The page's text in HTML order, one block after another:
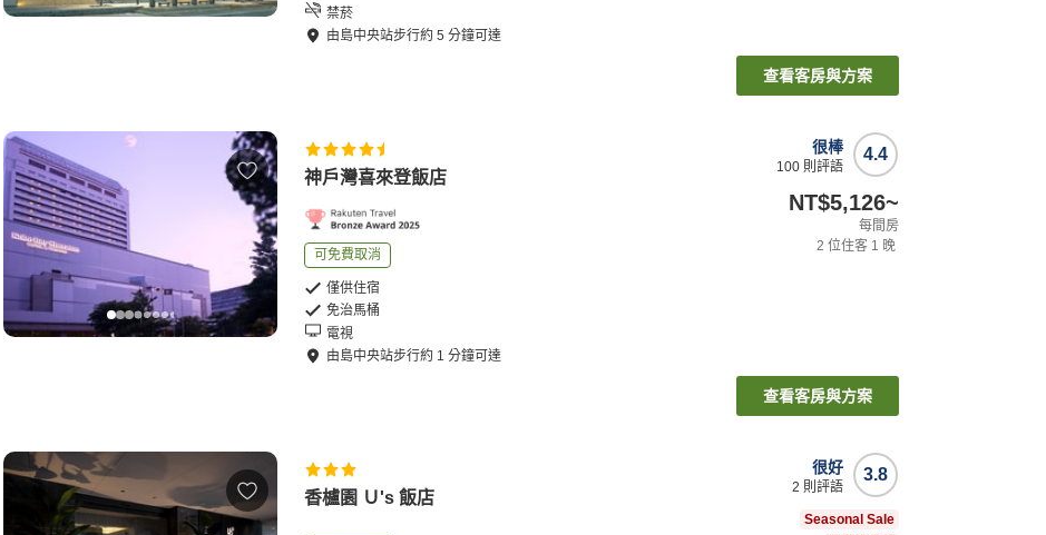
禁菸
由島中央站步行約5 分鐘可達
查看客房與方案
神戶灣喜來登飯店
可免費取消
僅供住宿
免治馬桶
電視
由島中央站步行約 1 分鐘可達
4.4
很棒
100 則評語
NT$5,126~
每間房
2 位住客 1 晚
查看客房與方案
香櫨園 Ｕ's 飯店
3.8
很好
2 則評語
Seasonal Sale